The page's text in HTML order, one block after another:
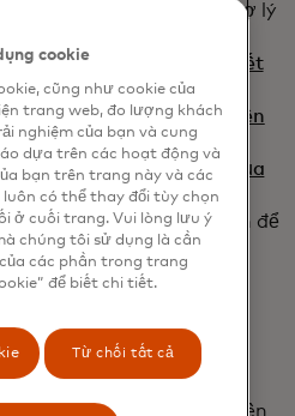
phiền nhiễu, vì vậy trợ lý
những chiếc xe mới để
10,
Mercedes cho biết
để cung cấp năng
tin trong xe hơi dựa trên
đang nỗ lực nâng cao
khách với sự trợ giúp của
cảnh báo bạn về những
cho bạn biết nếu bạn để
xe và thậm chí giao tiếp
và thực tế ảo
thứ mà người tiêu dùng liên
cookie
cũng như cookie của
trang web, đo lượng khách
nghiệm của bạn và cung
dựa trên các hoạt động và
bạn trên trang này và các
có thể thay đổi tùy chọn
ở cuối trang. Vui lòng lưu ý
chúng tôi sử dụng là cần
các phần trong trang
để biết chi tiết.
Từ chối tất cả